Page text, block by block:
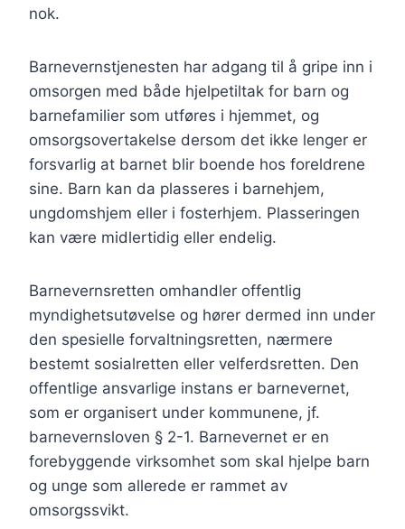
nok.
Barnevernstjenesten har adgang til å gripe inn i
omsorgen med både hjelpetiltak for barn og
barnefamilier som utføres i hjemmet, og
omsorgsovertakelse dersom det ikke lenger er
forsvarlig at barnet blir boende hos foreldrene
sine. Barn kan da plasseres i barnehjem,
ungdomshjem eller i fosterhjem. Plasseringen
kan være midlertidig eller endelig.
Barnevernsretten omhandler offentlig
myndighetsutøvelse og hører dermed inn under
den spesielle forvaltningsretten, nærmere
bestemt sosialretten eller velferdsretten. Den
offentlige ansvarlige instans er barnevernet,
som er organisert under kommunene, jf.
barnevernsloven § 2-1. Barnevernet er en
forebyggende virksomhet som skal hjelpe barn
og unge som allerede er rammet av
omsorgssvikt.